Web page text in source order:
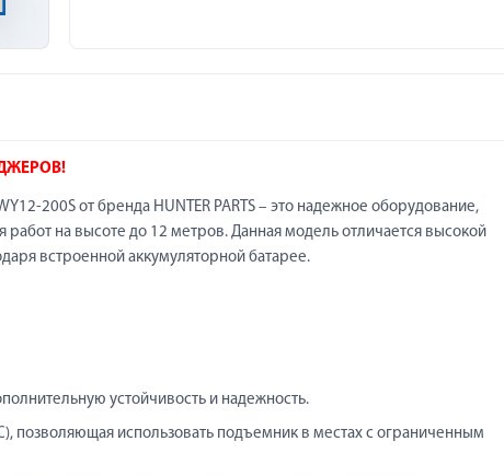
200S от бренда HUNTER PARTS – это надежное оборудование,
на высоте до 12 метров. Данная модель отличается высокой
встроенной аккумуляторной батарее.
устойчивость и надежность.
позволяющая использовать подъемник в местах с ограниченным